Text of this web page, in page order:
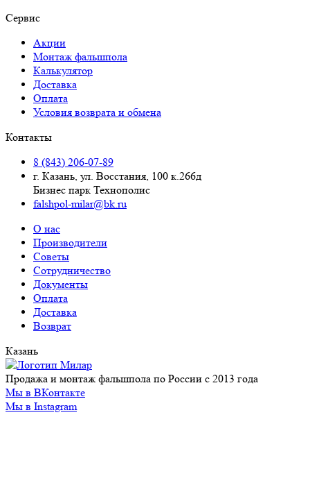
Сервис
Акции
Монтаж фальшпола
Калькулятор
Доставка
Оплата
Условия возврата и обмена
Контакты
8 (843) 206-07-89
г. Казань, ул. Восстания, 100 к.266д
Бизнес парк Технополис
falshpol-milar@bk.ru
О нас
Производители
Советы
Сотрудничество
Документы
Оплата
Доставка
Возврат
Казань
Продажа и монтаж фальшпола по России с 2013 года
Мы в ВКонтакте
Мы в Instagram